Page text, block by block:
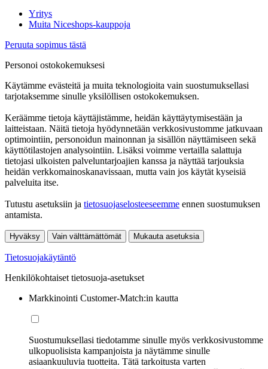
Yritys
Muita Niceshops-kauppoja
Peruuta sopimus tästä
Personoi ostokokemuksesi
Käytämme evästeitä ja muita teknologioita vain suostumuksellasi
tarjotaksemme sinulle yksilöllisen ostokokemuksen.
Keräämme tietoja käyttäjistämme, heidän käyttäytymisestään ja
laitteistaan. Näitä tietoja hyödynnetään verkkosivustomme jatkuvaan
optimointiin, personoidun mainonnan ja sisällön näyttämiseen sekä
käyttötilastojen analysointiin. Lisäksi voimme vertailla salattuja
tietojasi ulkoisten palveluntarjoajien kanssa ja näyttää tarjouksia
heidän verkkomainoskanavissaan, mutta vain jos käytät kyseisiä
palveluita itse.
Tutustu asetuksiin ja tietosuojaselosteeseemme ennen suostumuksen
antamista.
Hyväksy Vain välttämättömät Mukauta asetuksia
Tietosuojakäytäntö
Henkilökohtaiset tietosuoja-asetukset
Markkinointi Customer-Match:in kautta
Suostumuksellasi tiedotamme sinulle myös verkkosivustomme
ulkopuolisista kampanjoista ja näytämme sinulle
asiaankuuluvia tuotteita. Tätä tarkoitusta varten